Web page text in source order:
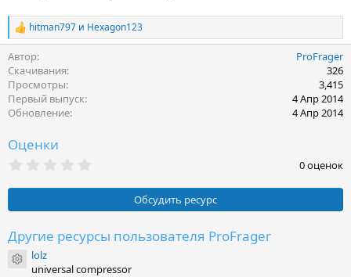
Р
е
а
к
ц
и
и
:
hitman797 и Hexagon123
Автор
ProFrager
Скачивания
326
Просмотры
3,415
Первый выпуск
4 Апр 2014
Обновление
4 Апр 2014
Оценки
0
з
ё
з
0 оценок
Обсудить ресурс
Другие ресурсы пользователя ProFrager
Иконка ресурса
lolz
universal compressor